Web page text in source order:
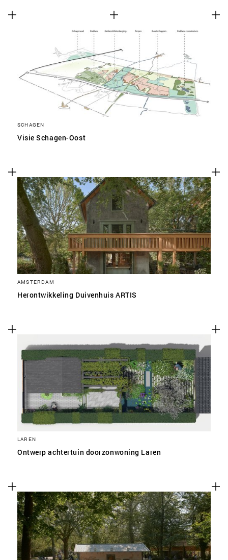
SCHAGEN
Visie Schagen-Oost
AMSTERDAM
Herontwikkeling Duivenhuis ARTIS
LAREN
Ontwerp achtertuin doorzonwoning Laren